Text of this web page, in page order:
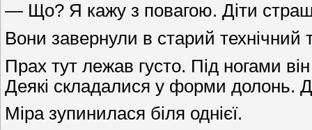
— Що? Я кажу з повагою. Діти
Вони завернули в старий технічний
Прах тут лежав густо. Під ногами
Деякі складалися у форми долонь.
Міра зупинилася біля однієї.